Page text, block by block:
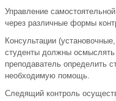
Управление
через различные формы
Консультации
студенты должны
преподаватель определить
необходимую помощь.
Следящий контроль